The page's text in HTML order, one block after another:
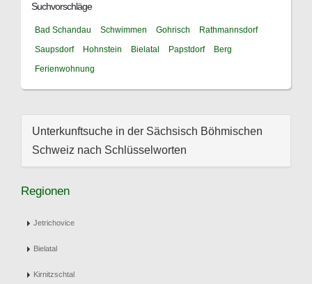
Suchvorschläge
Bad Schandau Schwimmen Gohrisch
Rathmannsdorf
Saupsdorf
Hohnstein Bielatal Papstdorf
Berg
Ferienwohnung
Unterkunftsuche in der Sächsisch Böhmischen
Schweiz nach Schlüsselworten
Regionen
Jetrichovice
Bielatal
Kirnitzschtal